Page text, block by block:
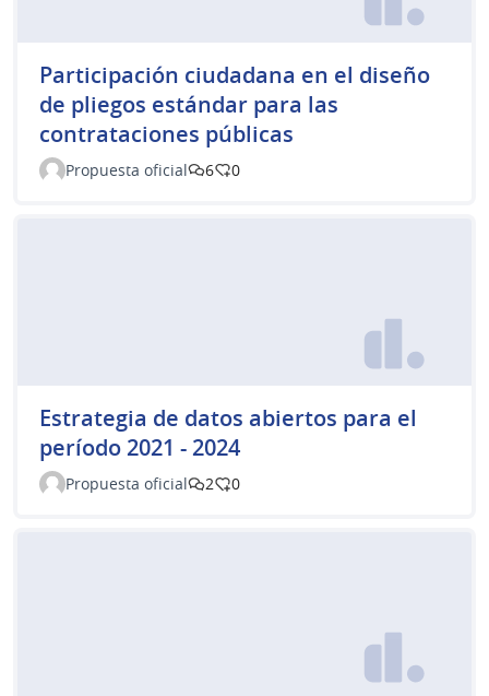
Participación ciudadana en el diseño
de pliegos estándar para las
contrataciones públicas
Propuesta oficial 6 0
Estrategia de datos abiertos para el
período 2021 - 2024
Propuesta oficial 2 0